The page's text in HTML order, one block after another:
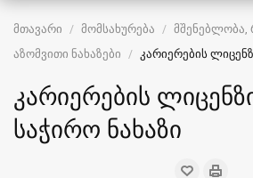
მთავარი მომსახურება
მშენებლობა,
აზომვითი ნახაზები
კარიერების
კარიერების
საჭირო ნახაზი